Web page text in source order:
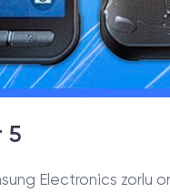
5
Electronics zorlu